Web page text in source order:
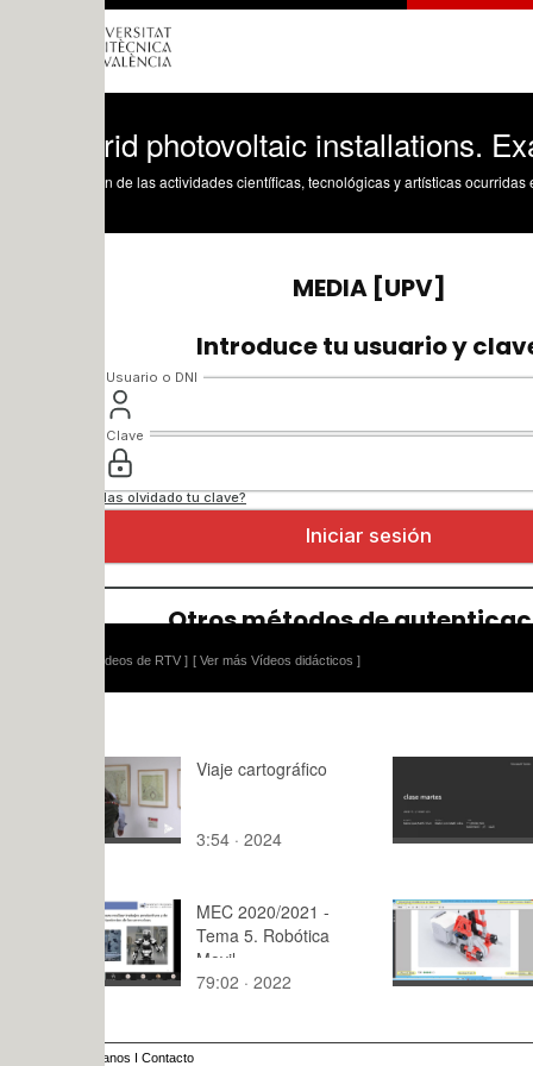
photovoltaic installations. Example:
de las actividades científicas, tecnológicas y artísticas ocurridas en los tres
[ Ver más Vídeos didácticos ]
Viaje cartográfico
3:54 · 2024
clase
79:27 ·
MEC 2020/2021 -
Tema 5. Robótica
Movil
79:02 · 2022
Creación
Modelo
Isogawa ¿
7 de 7
9:10 · 2016